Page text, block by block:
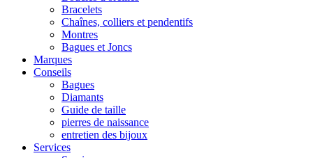
Bracelets
Chaînes, colliers et pendentifs
Montres
Bagues et Joncs
Marques
Conseils
Bagues
Diamants
Guide de taille
pierres de naissance
entretien des bijoux
Services